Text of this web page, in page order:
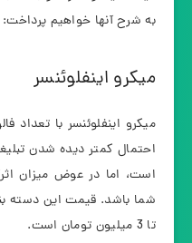
به شرح آنها خواهیم پرداخت:
میکرو اینفلوئنسر
احتمال کمتر دیده شدن
است، اما در عوض میزان
تا 3 میلیون تومان است.